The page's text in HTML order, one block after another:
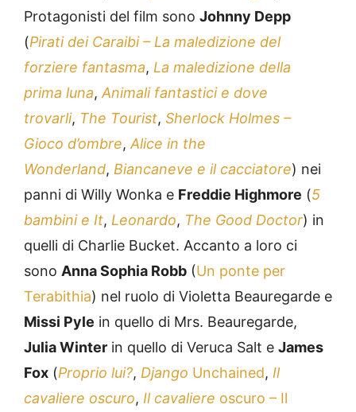
Protagonisti del film sono Johnny Depp
(Pirati dei Caraibi – La maledizione del
forziere fantasma, La maledizione della
prima luna, Animali fantastici e dove
trovarli, The Tourist, Sherlock Holmes –
Gioco d’ombre, Alice in the
Wonderland, Biancaneve e il cacciatore) nei
panni di Willy Wonka e Freddie Highmore (5
bambini e It, Leonardo, The Good Doctor) in
quelli di Charlie Bucket. Accanto a loro ci
sono Anna Sophia Robb (Un ponte per
Terabithia) nel ruolo di Violetta Beauregarde e
Missi Pyle in quello di Mrs. Beauregarde,
Julia Winter in quello di Veruca Salt e James
Fox (Proprio lui?, Django Unchained, Il
cavaliere oscuro, Il cavaliere oscuro – Il